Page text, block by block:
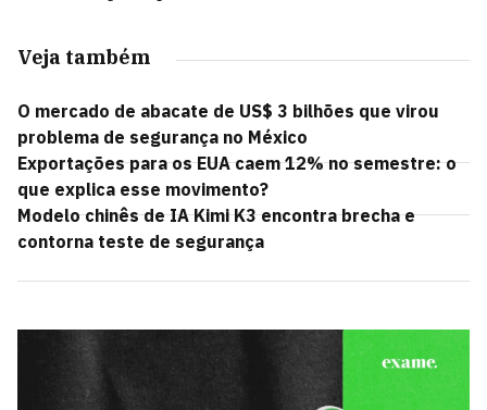
Veja também
O mercado de abacate de US$ 3 bilhões que virou
problema de segurança no México
Exportações para os EUA caem 12% no semestre: o
que explica esse movimento?
Modelo chinês de IA Kimi K3 encontra brecha e
contorna teste de segurança